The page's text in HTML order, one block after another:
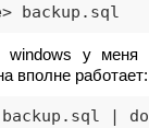
backup.sql
windows у меня
вполне работает:
backup.sql |